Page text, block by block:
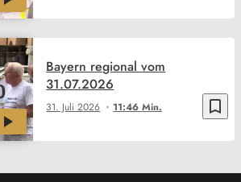
bookmark_border
31. Juli 2026 11:46 Min.
Bayern regional vom
31.07.2026